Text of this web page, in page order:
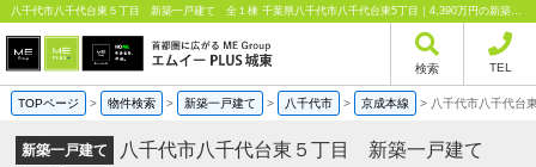
八千代市八千代台東５丁目 新築一戸建て 全１棟 千葉県八千代市八千代台東5丁目｜4,390万円の新築一戸建て｜分譲住宅や新築物件｜エムイーPLUS城東株式会社
検索 TEL
TOPページ > 物件検索 > 新築一戸建て > 八千代市 > 京成本線 > 八千代市八千代
新築一戸建て
八千代市八千代台東５丁目 新築一戸建て